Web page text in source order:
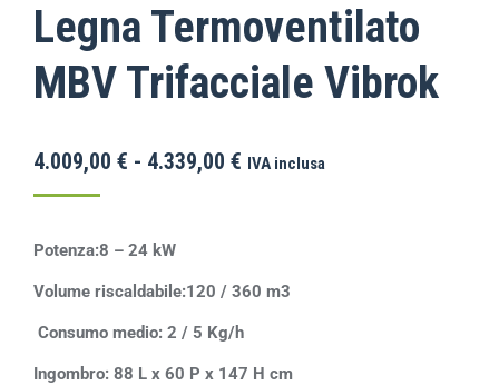
Legna Termoventilato
MBV Trifacciale Vibrok
4.009,00 € - 4.339,00 € IVA inclusa
Potenza:8 – 24 kW
Volume riscaldabile:120 / 360 m3
Consumo medio: 2 / 5 Kg/h
Ingombro: 88 L x 60 P x 147 H cm